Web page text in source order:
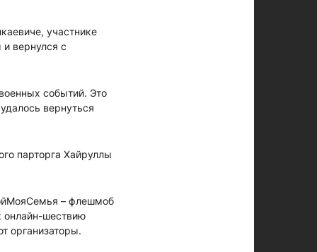
участнике
вернулся с
событий. Это
вернуться
парторга Хайруллы
– флешмоб
онлайн-шествию
организаторы.